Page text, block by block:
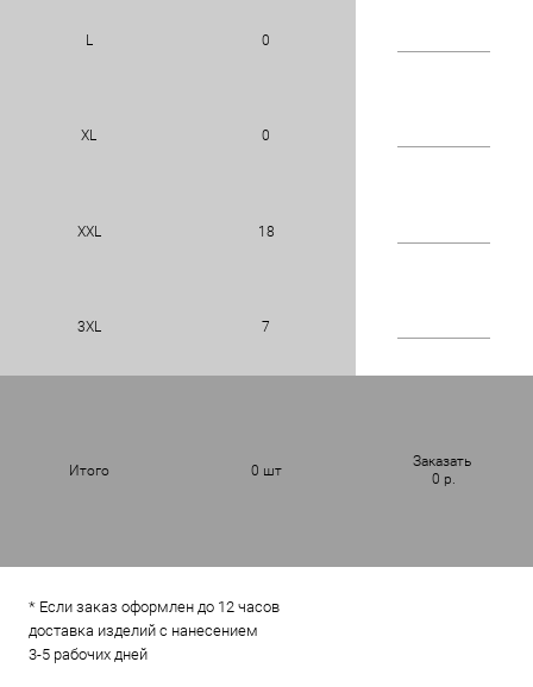
L 0
XL 0
XXL 18
3XL 7
Итого 0 шт
Заказать
0 р.
* Если заказ оформлен до 12 часов
доставка изделий с нанесением
3-5 рабочих дней